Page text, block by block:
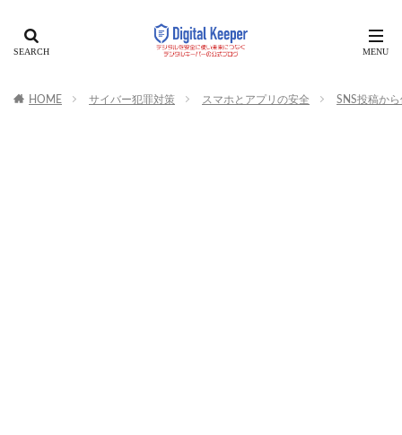
HOME サイバー犯罪対策 スマホとアプリの安全 SNS投稿か